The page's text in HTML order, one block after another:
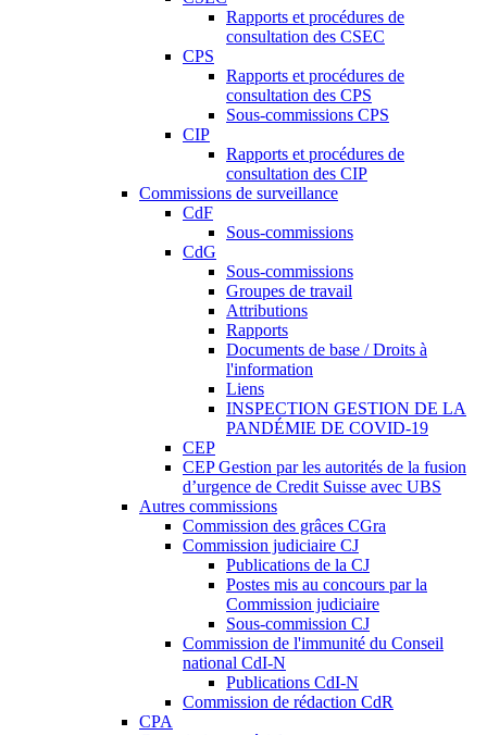
Rapports et procédures de
consultation des CSEC
CPS
Rapports et procédures de
consultation des CPS
Sous-commissions CPS
CIP
Rapports et procédures de
consultation des CIP
Commissions de surveillance
CdF
Sous-commissions
CdG
Sous-commissions
Groupes de travail
Attributions
Rapports
Documents de base / Droits à
l'information
Liens
INSPECTION GESTION DE LA
PANDÉMIE DE COVID-19
CEP
CEP Gestion par les autorités de la fusion
d’urgence de Credit Suisse avec UBS
Autres commissions
Commission des grâces CGra
Commission judiciaire CJ
Publications de la CJ
Postes mis au concours par la
Commission judiciaire
Sous-commission CJ
Commission de l'immunité du Conseil
national CdI-N
Publications CdI-N
Commission de rédaction CdR
CPA